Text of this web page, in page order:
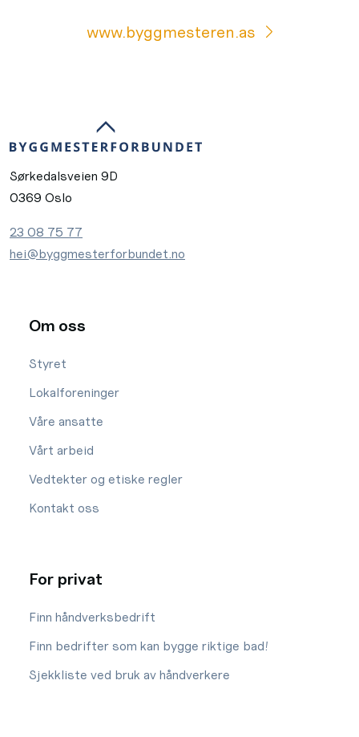
www.byggmesteren.as
Sørkedalsveien 9D
0369 Oslo
23 08 75 77
hei@byggmesterforbundet.no
Om oss
Styret
Lokalforeninger
Våre ansatte
Vårt arbeid
Vedtekter og etiske regler
Kontakt oss
For privat
Finn håndverksbedrift
Finn bedrifter som kan bygge riktige bad!
Sjekkliste ved bruk av håndverkere